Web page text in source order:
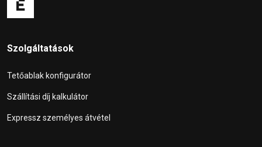
Szolgáltatások
Tetőablak konfigurátor
Szállítási díj kalkulátor
Expressz személyes átvétel